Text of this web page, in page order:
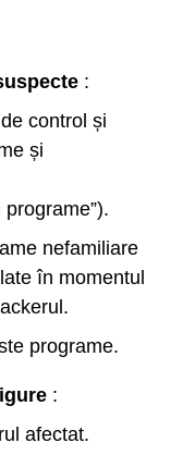
:
control și
și
nefamiliare
în momentul
programe.
:
afectat.